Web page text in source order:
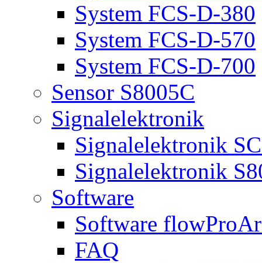
System FCS-D-380
System FCS-D-570
System FCS-D-700
Sensor S8005C
Signalelektronik
Signalelektronik
Signalelektronik
Software
Software
FAQ